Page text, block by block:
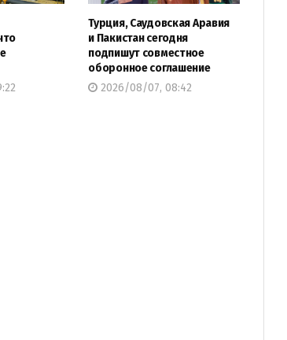
Турция, Саудовская Аравия
и Пакистан сегодня
подпишут совместное
оборонное соглашение
2026/08/07, 08:42